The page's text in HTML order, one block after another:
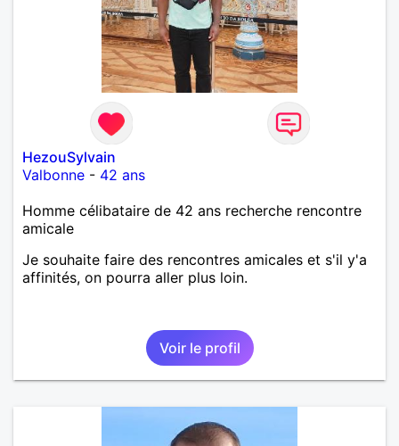
HezouSylvain
Valbonne - 42 ans
Homme célibataire de 42 ans recherche rencontre
amicale
Je souhaite faire des rencontres amicales et s'il y'a
affinités, on pourra aller plus loin.
Voir le profil